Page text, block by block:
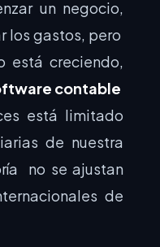
un negocio,
los gastos, pero
está creciendo,
contable
está limitado
de nuestra
no se ajustan
de